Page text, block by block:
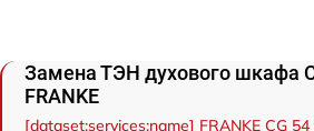
Замена ТЭН духового шкафа
FRANKE
[dataset:services:name] FRANKE CG